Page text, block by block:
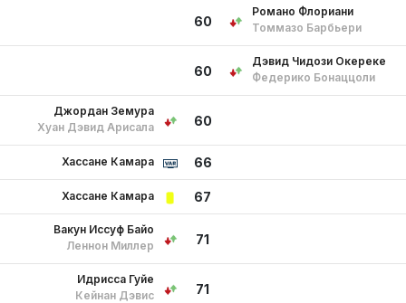
60
Романо Флориани
Томмазо Барбьери
60
Дэвид Чидози Окереке
Федерико Бонаццоли
60
Джордан Земура
Хуан Дэвид Арисала
66
Хассане Камара
67
Хассане Камара
71
Вакун Иссуф Байо
Леннон Миллер
71
Идрисса Гуйе
Кейнан Дэвис